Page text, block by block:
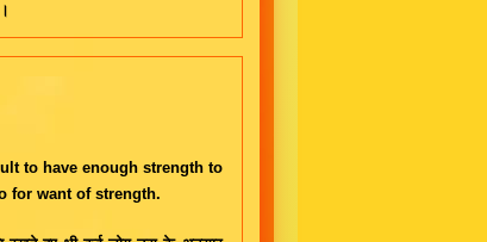
to have enough strength to
for want of strength.